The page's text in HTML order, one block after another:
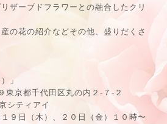
ザーブドフラワーとの融合したクリ
の花の紹介などその他、盛りだくさ
」
東京都千代田区丸の内２-７-２
シティアイ
９日（木）、２０日（金）１０時〜